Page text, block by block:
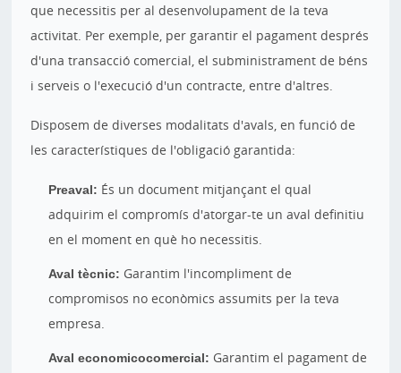
que necessitis per al desenvolupament de la teva
activitat. Per exemple, per garantir el pagament després
d'una transacció comercial, el subministrament de béns
i serveis o l'execució d'un contracte, entre d'altres.
Disposem de diverses modalitats d'avals, en funció de
les característiques de l'obligació garantida:
Preaval: És un document mitjançant el qual
adquirim el compromís d'atorgar-te un aval definitiu
en el moment en què ho necessitis.
Aval tècnic: Garantim l'incompliment de
compromisos no econòmics assumits per la teva
empresa.
Aval economicocomercial: Garantim el pagament de